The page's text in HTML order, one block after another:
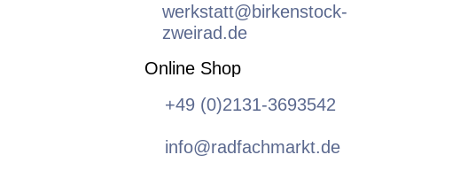
werkstatt@birkenstock-
zweirad.de
Online Shop
+49 (0)2131-3693542
info@radfachmarkt.de